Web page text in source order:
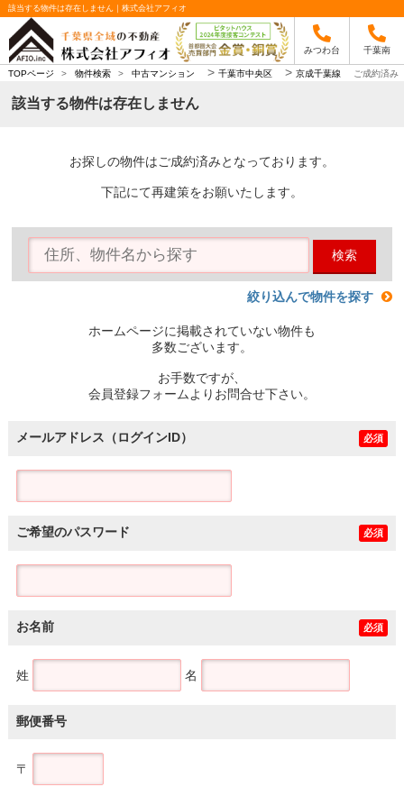
該当する物件は存在しません｜株式会社アフィオ
みつわ台 千葉南
TOPページ > 物件検索 > 中古マンション > 千葉市中央区 > 京成千葉線 ご成約済み
該当する物件は存在しません
お探しの物件はご成約済みとなっております。
下記にて再建策をお願いたします。
検索
絞り込んで物件を探す
ホームページに掲載されていない物件も
多数ございます。
お手数ですが、
会員登録フォームよりお問合せ下さい。
メールアドレス（ログインID） 必須
ご希望のパスワード 必須
お名前 必須
姓 名
郵便番号
〒